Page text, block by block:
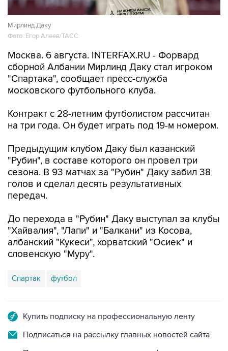
Мирлинд Даку
Фото: Егор Алеев/ТАСС
Москва. 6 августа. INTERFAX.RU - Форвард
сборной Албании Мирлинд Даку стал игроком
"Спартака", сообщает пресс-служба
московского футбольного клуба.
Контракт с 28-летним футболистом рассчитан
на три года. Он будет играть под 19-м номером.
Предыдущим клубом Даку был казанский
"Рубин", в составе которого он провел три
сезона. В 93 матчах за "Рубин" Даку забил 38
голов и сделал десять результативных
передач.
До перехода в "Рубин" Даку выступал за клубы
"Хайвалия", "Лапи" и "Балкани" из Косова,
албанский "Кукеси", хорватский "Осиек" и
словенскую "Муру".
Спартак футбол
Купить подписку на профессиональную ленту
Подписаться на рассылку главных новостей сайта